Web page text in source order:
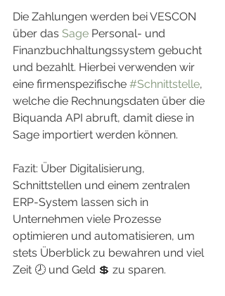
Die Zahlungen werden bei VESCON
über das Sage Personal- und
Finanzbuchhaltungssystem gebucht
und bezahlt. Hierbei verwenden wir
eine firmenspezifische #Schnittstelle,
welche die Rechnungsdaten über die
Biquanda API abruft, damit diese in
Sage importiert werden können.
Fazit: Über Digitalisierung,
Schnittstellen und einem zentralen
ERP-System lassen sich in
Unternehmen viele Prozesse
optimieren und automatisieren, um
stets Überblick zu bewahren und viel
Zeit 🕗 und Geld 💲 zu sparen.